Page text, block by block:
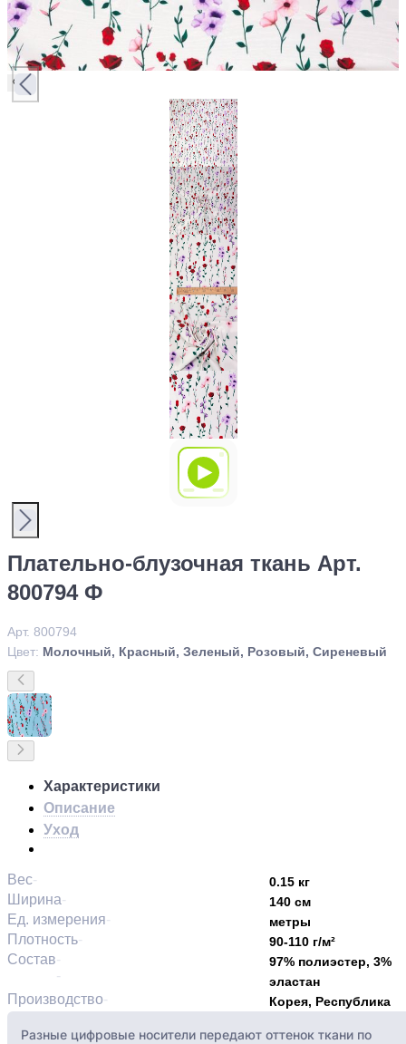
Плательно-блузочная ткань Арт.
800794 Ф
Арт. 800794
Цвет: Молочный, Красный, Зеленый, Розовый, Сиреневый
Характеристики
Описание
Уход
Вес 0.15 кг
Ширина 140 см
Ед. измерения метры
Плотность 90-110 г/м²
Состав
97% полиэстер, 3%
эластан
Производство Корея, Республика
Разные цифровые носители передают оттенок ткани по